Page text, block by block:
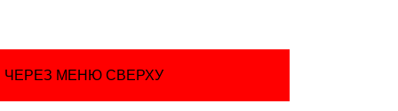
МЕНЮ СВЕРХУ